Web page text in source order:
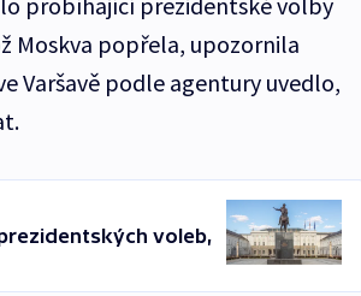
Moskva popřela, upozornila
Varšavě podle agentury uvedlo,
voleb,